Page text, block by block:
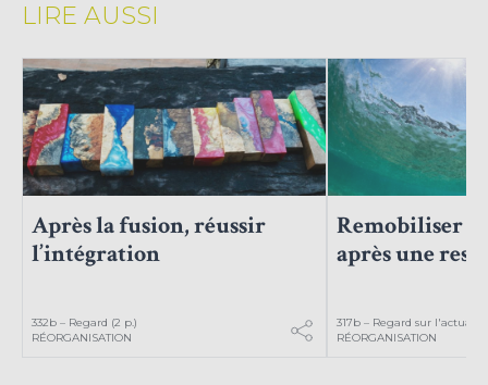
LIRE AUSSI
Après la fusion, réussir
l’intégration
332b – Regard (2 p.)
RÉORGANISATION
Remobiliser
après une
317b – Regard sur
RÉORGANISATION